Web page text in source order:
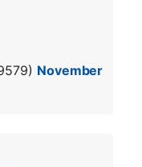
November